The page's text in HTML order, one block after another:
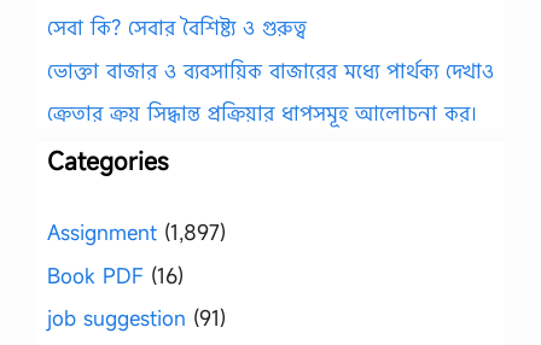
সেবা কি? সেবার বৈশিষ্ট্য ও গুরুত্ব
ভোক্তা বাজার ও ব্যবসায়িক বাজারের মধ্যে পার্থক্য দেখাও
ক্রেতার ক্রয় সিদ্ধান্ত প্রক্রিয়ার ধাপসমূহ আলোচনা কর।
Categories
Assignment (1,897)
Book PDF (16)
job suggestion (91)